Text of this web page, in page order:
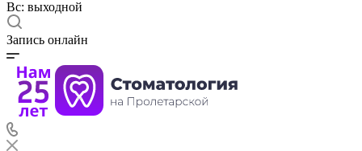
Вс: выходной
Запись онлайн